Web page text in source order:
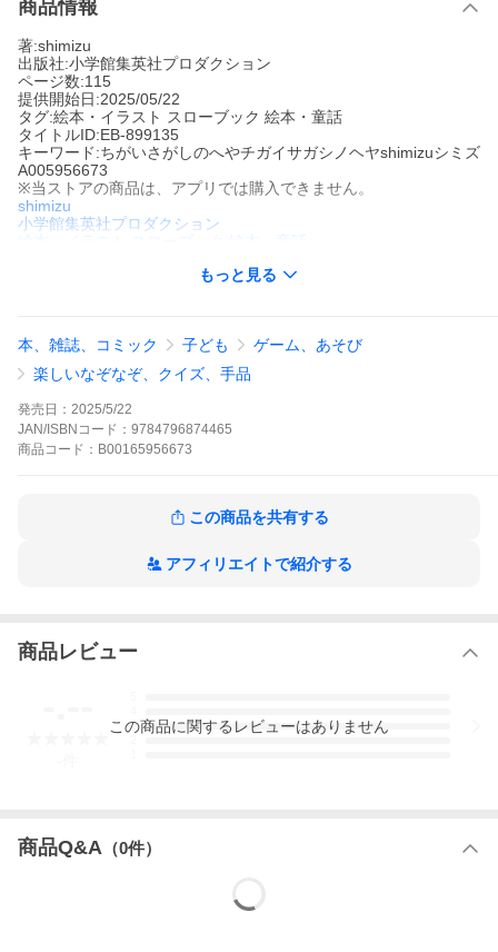
商品情報
著:shimizu
出版社:小学館集英社プロダクション
ページ数:115
提供開始日:2025/05/22
タグ:絵本・イラスト スローブック 絵本・童話
タイトルID:EB-899135
キーワード:ちがいさがしのへやチガイサガシノヘヤshimizuシミズ
A005956673
※当ストアの商品は、アプリでは購入できません。
shimizu
小学館集英社プロダクション
スローブック 絵本・童話
読むことに適しています。また、文字だけを拡大することや、文
生しました。舞台は、動物たちが住むマンション。1Fから5Fま
で、全部で30へや!いぬ、ねこ、うさぎ、ペンギン、ライオン……
みんなのところに遊びに行って、ちがいさがしにチャレンジ!ずっ
と見ていたくなるカラフルでポップなへやの立体イラストは、子
どもの空間認知能力と色彩感覚を育みます。待ち時間や移動中、
ちょっとした空き時間に子どもが夢中になって遊べます。家族や
友達とみんなでやってもワイワイ楽しい!大ボリュームの全35問!
もっと見る
本、雑誌、コミック 子ども
ゲーム、あそび
楽しいなぞなぞ、クイズ、手品
発売日： 2025/5/22
JAN/ISBNコード： 9784796874465
商品 コード： B00165956673
この商品を共有する
アフィリエイトで紹介する
商品レビュー
3
この商品に関するレビューはありません
商品Q&A （0件）